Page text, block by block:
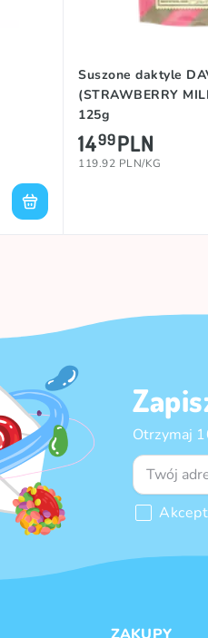
Suszone daktyle
(STRAWBERRY
125g
1499PLN
119.92 PLN/KG
Otrzymaj